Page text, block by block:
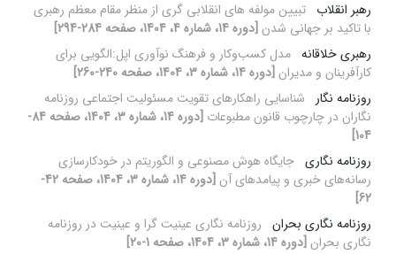
رهبر انقلاب تبیین مولفه های انقلابی گری از منظر مقام معظم رهبری
با تاکید بر جهانی شدن [دوره 14، شماره 4، 1404، صفحه 284-294]
رهبری خلاقانه مدل کسب‌وکار و فرهنگ نوآوری اپل:الگویی برای
کارآفرینان و مدیران [دوره 14، شماره 3، 1404، صفحه 240-260]
روزنامه نگار
شناسایی راهکارهای تقویت مسئولیت اجتماعی روزنامه
نگاران در چارچوب قانون مطبوعات
[دوره 14، شماره 3، 1404، صفحه 84-
104]
روزنامه نگاری جایگاه هوش مصنوعی و الگوریتم در خودکارسازی
رسانه‌های خبری و پیامدهای آن
[دوره 14، شماره 3، 1404، صفحه 42-
62]
روزنامه نگاری بحران روزنامه نگاری عینیت گرا و عینیت در روزنامه
نگاری بحران [دوره 14، شماره 3، 1404، صفحه 1-20]